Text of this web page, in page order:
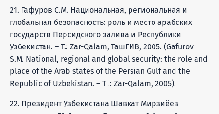
21. Гафуров С.М. Национальная, региональная и
глобальная безопасность: роль и место арабских
государств Персидского залива и Республики
Узбекистан. – Т.: Zar-Qalam, ТашГИВ, 2005. (Gafurov
S.M. National, regional and global security: the role and
place of the Arab states of the Persian Gulf and the
Republic of Uzbekistan. – T .: Zar-Qalam, 2005).
22. Президент Узбекистана Шавкат Мирзиёев